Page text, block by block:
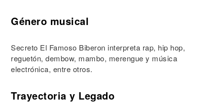
Género musical
Secreto El Famoso Biberon interpreta rap, hip hop,
reguetón, dembow, mambo, merengue y música
electrónica, entre otros.
Trayectoria y Legado